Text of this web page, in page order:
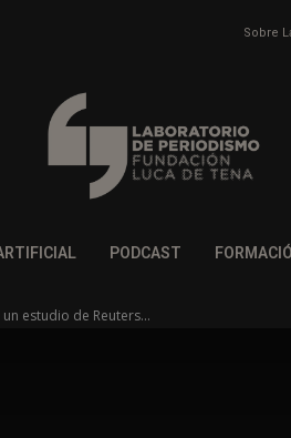
Sobre
PODCAST
estudio de Reuters...